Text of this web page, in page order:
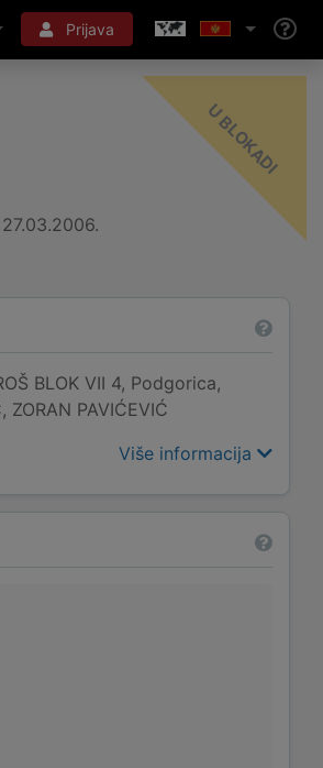
Prijava
-
I
27.03.2006.
BLOK VII 4, Podgorica,
PAVIĆEVIĆ
Više informacija